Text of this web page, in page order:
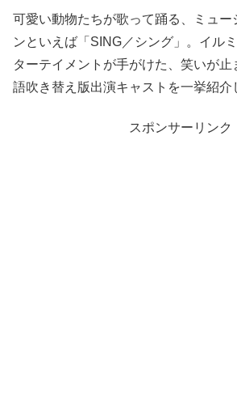
可愛い動物たちが歌って踊る、ミュー
ンといえば「SING／シング」。イル
ターテイメントが手がけた、笑いが
語吹き替え版出演キャストを一挙紹介
スポンサーリンク